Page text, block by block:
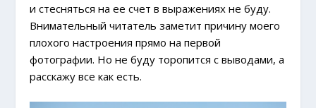
и стесняться на ее счет в выражениях не буду.
Внимательный читатель заметит причину моего
плохого настроения прямо на первой
фотографии. Но не буду торопится с выводами, а
расскажу все как есть.